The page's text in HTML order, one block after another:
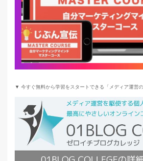
▼ 今すぐ無料から学習をスタートできる「メディア運営の